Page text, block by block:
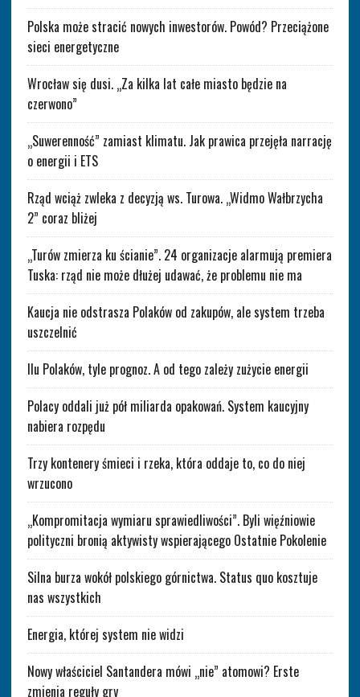
Polska może stracić nowych inwestorów. Powód? Przeciążone
sieci energetyczne
Wrocław się dusi. „Za kilka lat całe miasto będzie na
czerwono”
„Suwerenność” zamiast klimatu. Jak prawica przejęła narrację
o energii i ETS
Rząd wciąż zwleka z decyzją ws. Turowa. „Widmo Wałbrzycha
2” coraz bliżej
„Turów zmierza ku ścianie”. 24 organizacje alarmują premiera
Tuska: rząd nie może dłużej udawać, że problemu nie ma
Kaucja nie odstrasza Polaków od zakupów, ale system trzeba
uszczelnić
Ilu Polaków, tyle prognoz. A od tego zależy zużycie energii
Polacy oddali już pół miliarda opakowań. System kaucyjny
nabiera rozpędu
Trzy kontenery śmieci i rzeka, która oddaje to, co do niej
wrzucono
„Kompromitacja wymiaru sprawiedliwości”. Byli więźniowie
polityczni bronią aktywisty wspierającego Ostatnie Pokolenie
Silna burza wokół polskiego górnictwa. Status quo kosztuje
nas wszystkich
Energia, której system nie widzi
Nowy właściciel Santandera mówi „nie” atomowi? Erste
zmienia reguły gry